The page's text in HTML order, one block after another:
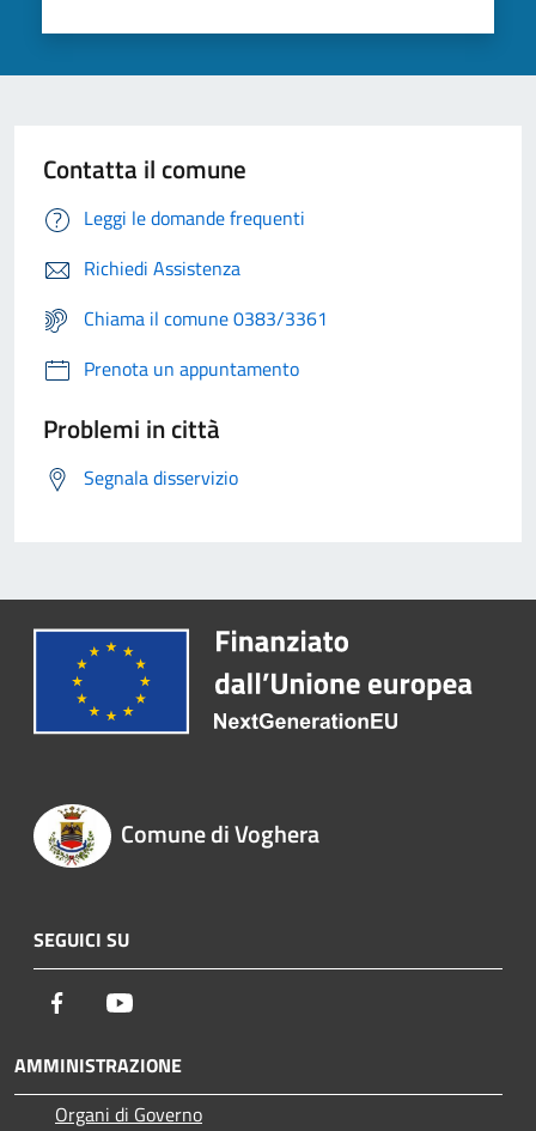
Contatta il comune
Leggi le domande frequenti
Richiedi Assistenza
Chiama il comune 0383/3361
Prenota un appuntamento
Problemi in città
Segnala disservizio
Comune di Voghera
SEGUICI SU
Facebook
AMMINISTRAZIONE
Organi di Governo